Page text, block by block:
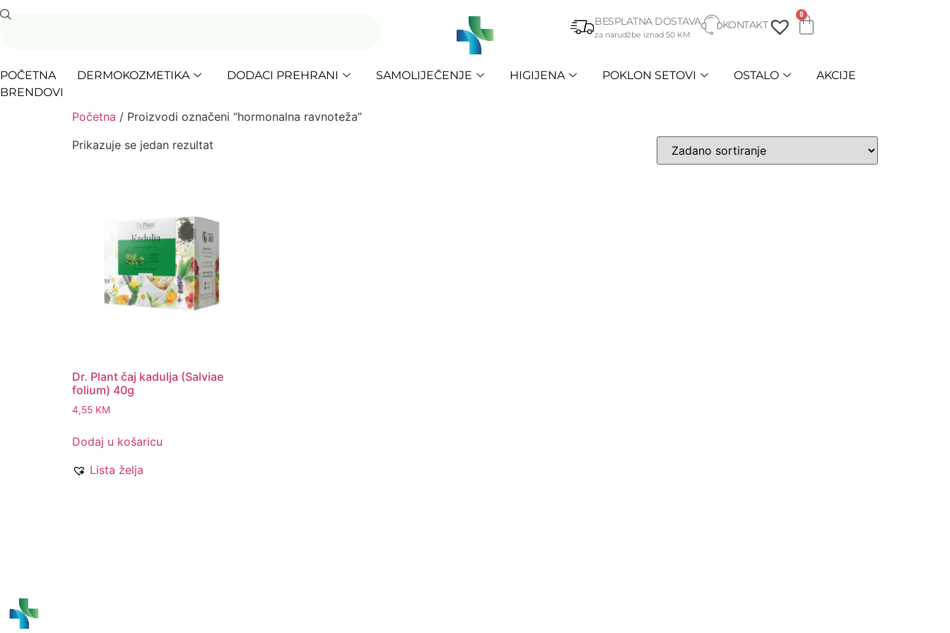
BESPLATNA DOSTAVA
za narudžbe iznad 50 KM
KONTAKT
0
POČETNA DERMOKOZMETIKA DODACI PREHRANI SAMOLIJEČENJE HIGIJENA POKLON SETOVI OSTALO
AKCIJE
BRENDOVI
Početna / Proizvodi označeni “hormonalna ravnoteža”
Prikazuje se jedan rezultat
Dr. Plant čaj kadulja (Salviae
folium) 40g
4,55 KM
Dodaj u košaricu
Lista želja